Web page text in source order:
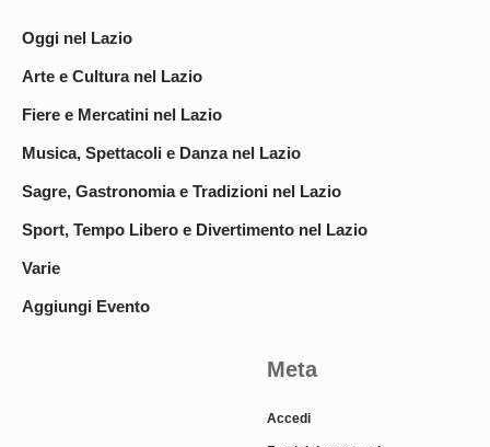
Oggi nel Lazio
Arte e Cultura nel Lazio
Fiere e Mercatini nel Lazio
Musica, Spettacoli e Danza nel Lazio
Sagre, Gastronomia e Tradizioni nel Lazio
Sport, Tempo Libero e Divertimento nel Lazio
Varie
Aggiungi Evento
Meta
Accedi